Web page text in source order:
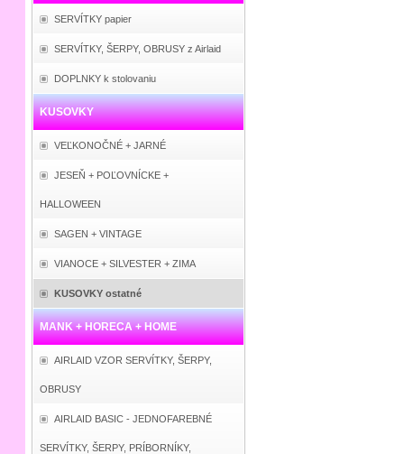
SERVÍTKY papier
SERVÍTKY, ŠERPY, OBRUSY z Airlaid
DOPLNKY k stolovaniu
KUSOVKY
VEĽKONOČNÉ + JARNÉ
JESEŇ + POĽOVNÍCKE +
HALLOWEEN
SAGEN + VINTAGE
VIANOCE + SILVESTER + ZIMA
KUSOVKY ostatné
MANK + HORECA + HOME
AIRLAID VZOR SERVÍTKY, ŠERPY,
OBRUSY
AIRLAID BASIC - JEDNOFAREBNÉ
SERVÍTKY, ŠERPY, PRÍBORNÍKY,